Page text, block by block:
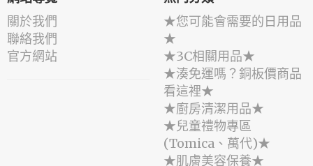
關於我們
聯絡我們
官方網站
★您可能會需要的日用品
★
★3C相關用品★
★湊免運嗎？銅板價商品
看這裡★
★廚房清潔用品★
★兒童禮物專區
(Tomica、萬代)★
★肌膚美容保養★